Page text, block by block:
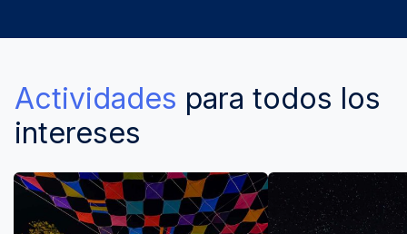
Actividades para todos los
intereses